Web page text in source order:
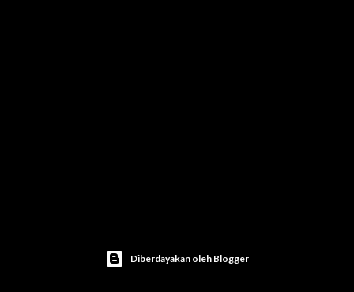
Diberdayakan oleh Blogger